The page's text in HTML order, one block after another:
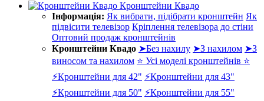
Кронштейни Квадо
Інформація: Як вибрати, підібрати кронштейн Як
підвісити телевізор Кріплення телевізора до стіни
Оптовий продаж кронштейнів
Кронштейни Квадо ➤Без нахилу ➤З нахилом ➤З
виносом та нахилом ⭐ Усі моделі кронштейнів ⭐
⚡Кронштейни для 42" ⚡Кронштейни для 43"
⚡Кронштейни для 50" ⚡Кронштейни для 55"